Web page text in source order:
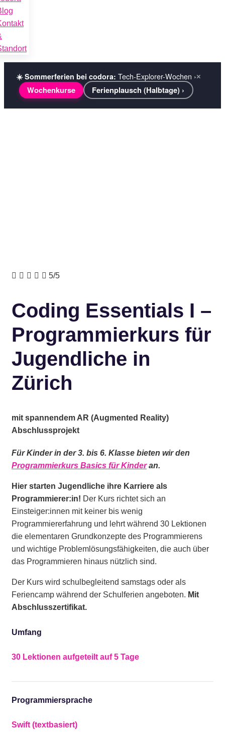
☀️ Sommerferien bei codora: Tech-Explorer-Wochen ›
Wochenkurse Ferienplausch (Halbtage) ›
×
     5/5
Coding Essentials I –
Programmierkurs für
Jugendliche in
Zürich
mit spannendem AR (Augmented Reality)
Abschlussprojekt
Für Kinder in der 3. bis 6. Klasse bieten wir den
Programmierkurs Basics für Kinderan.
Hier starten Jugendliche ihre Karriere als
Programmierer:in! Der Kurs richtet sich an
Einsteiger:innen mit keiner bis wenig
Programmiererfahrung und lehrt während 30 Lektionen
die elementaren Grundkonzepte des Programmierens
und wichtige Problemlösungsfähigkeiten, die auch über
das Programmieren hinaus nützlich sind.
Der Kurs wird schulbegleitend samstags oder als
Feriencamp während der Schulferien angeboten. Mit
Abschlusszertifikat.
Umfang
30 Lektionen aufgeteilt auf 5 Tage
Programmiersprache
Swift (textbasiert)